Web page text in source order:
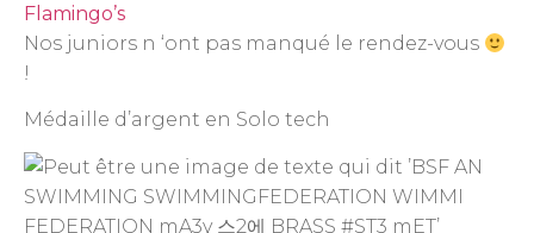
Flamingo’s
Nos juniors n ‘ont pas manqué le rendez-vous
!
Médaille d’argent en Solo tech